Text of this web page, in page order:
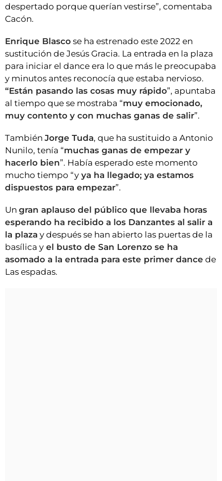
despertado porque querían vestirse”, comentaba
Cacón.
Enrique Blasco se ha estrenado este 2022 en
sustitución de Jesús Gracia. La entrada en la plaza
para iniciar el dance era lo que más le preocupaba
y minutos antes reconocía que estaba nervioso.
“Están pasando las cosas muy rápido”, apuntaba
al tiempo que se mostraba “muy emocionado,
muy contento y con muchas ganas de salir”.
También Jorge Tuda, que ha sustituido a Antonio
Nunilo, tenía “muchas ganas de empezar y
hacerlo bien”. Había esperado este momento
mucho tiempo “y ya ha llegado; ya estamos
dispuestos para empezar”.
Un gran aplauso del público que llevaba horas
esperando ha recibido a los Danzantes al salir a
la plaza y después se han abierto las puertas de la
basílica y el busto de San Lorenzo se ha
asomado a la entrada para este primer dance de
Las espadas.